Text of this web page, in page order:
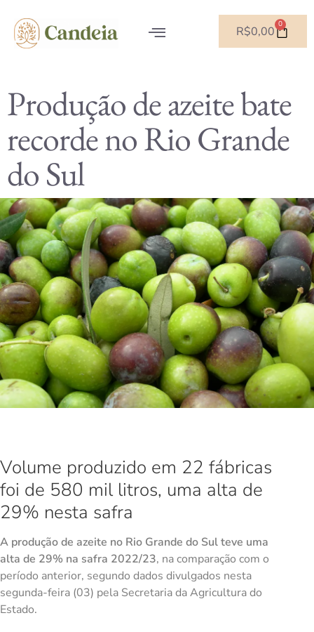
R$0,00 0
Produção de azeite bate
recorde no Rio Grande
do Sul
Volume produzido em 22 fábricas
foi de 580 mil litros, uma alta de
29% nesta safra
A produção de azeite no Rio Grande do Sul teve uma
alta de 29% na safra 2022/23, na comparação com o
período anterior, segundo dados divulgados nesta
segunda-feira (03) pela Secretaria da Agricultura do
Estado.